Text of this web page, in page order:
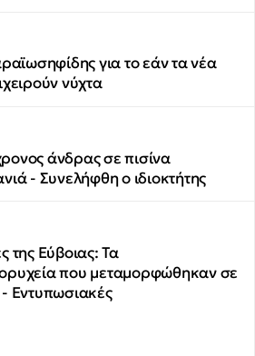
για το εάν τα νέα
νύχτα
άνδρας σε πισίνα
- Συνελήφθη ο ιδιοκτήτης
της Εύβοιας: Τα
που μεταμορφώθηκαν σε
Εντυπωσιακές